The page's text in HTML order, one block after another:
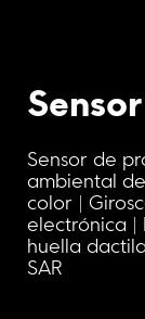
Sensor
Sensor de
ambiental
color |
electrónica |
huella
SAR